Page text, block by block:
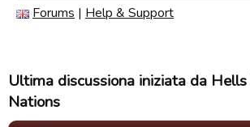
Forums | Help & Support
Ultima discussiona iniziata da
Nations